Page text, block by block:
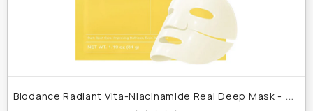
B
iodance Radiant Vita-Niacinamide Real Deep Mask - Gel Μάσκα για ομοιόμορφο τόνο επιδερμίδας 32 g